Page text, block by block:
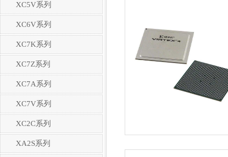
XC5V系列
XC6V系列
XC7K系列
XC7Z系列
XC7A系列
XC7V系列
XC2C系列
XA2S系列